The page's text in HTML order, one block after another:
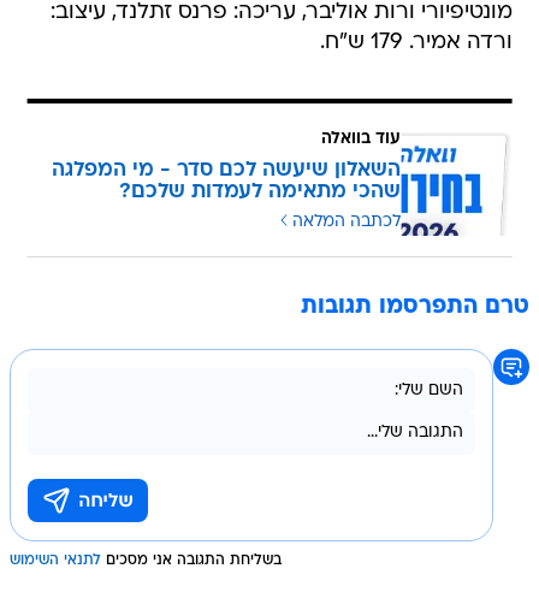
מונטיפיורי ורות אוליבר, עריכה: פרנס זתלנד, עיצוב:
ורדה אמיר. 179 ש"ח.
עוד בוואלה
השאלון שיעשה לכם סדר - מי המפלגה
שהכי מתאימה לעמדות שלכם?
לכתבה המלאה
טרם התפרסמו תגובות
בשליחת התגובה אני מסכים לתנאי השימוש